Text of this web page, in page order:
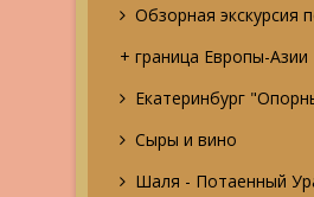
Обзорная экскурсия
+ граница Европы-Азии
Екатеринбург
Сыры и вино
Шаля - Потаенный